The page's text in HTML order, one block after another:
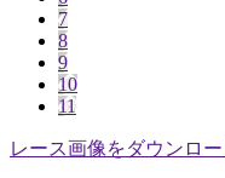
7
8
9
10
11
レース画像をダウンロー